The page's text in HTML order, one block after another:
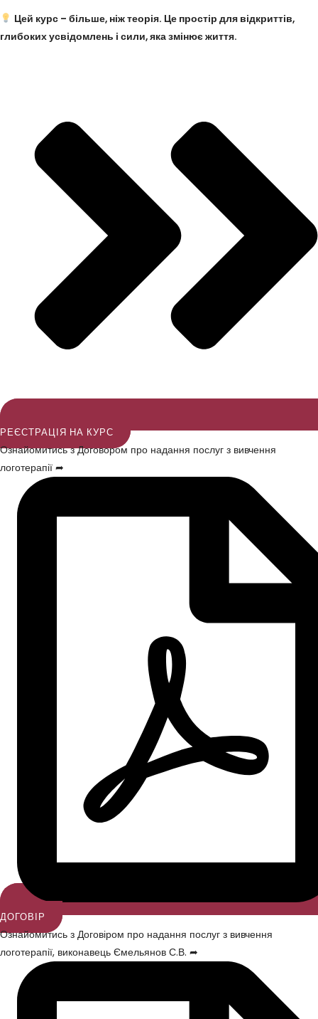
Цей курс – більше, ніж теорія. Це простір для відкриттів,
глибоких усвідомлень і сили, яка змінює життя.
РЕЄСТРАЦІЯ НА КУРС
Ознайомитись з Договором про надання послуг з вивчення
логотерапії ➦
ДОГОВІР
Ознайомитись з Договіром про надання послуг з вивчення
логотерапії, виконавець Ємельянов С.В. ➦